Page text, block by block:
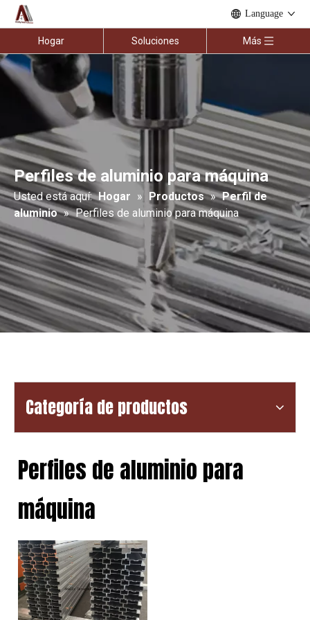
Language
Hogar Soluciones Más
Perfiles de aluminio para máquina
Usted está aquí: Hogar » Productos » Perfil de
aluminio » Perfiles de aluminio para máquina
Categoría de productos
Perfiles de aluminio para
máquina